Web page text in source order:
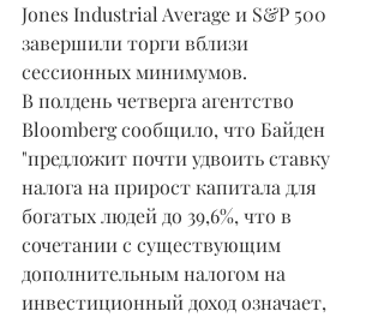
Jones Industrial Average и S&P 500
завершили торги вблизи
сессионных минимумов.
В полдень четверга агентство
Bloomberg сообщило, что Байден
"предложит почти удвоить ставку
налога на прирост капитала для
богатых людей до 39,6%, что в
сочетании с существующим
дополнительным налогом на
инвестиционный доход означает,